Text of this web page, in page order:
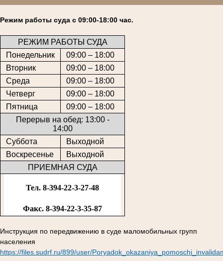
Режим работы суда с 09:00-18:00 час.
РЕЖИМ РАБОТЫ СУДА
Понедельник
09:00 – 18:00
Вторник
09:00 – 18:00
Среда
09:00 – 18:00
Четверг
09:00 – 18:00
Пятница
09:00 – 18:00
Перерыв на обед: 13:00 -
14:00
Суббота
Выходной
Воскресенье
Выходной
ПРИЕМНАЯ СУДА
Тел. 8-394-22-3-27-48
Факс. 8-394-22-3-35-87
Инструкция по передвижению в суде маломобильных групп
населения
https://files.sudrf.ru/899/user/